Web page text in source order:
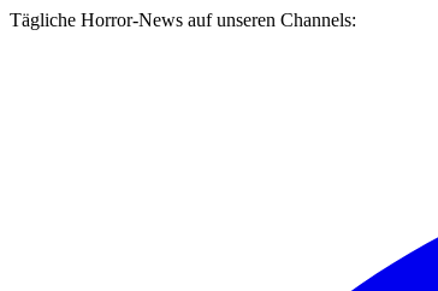
Tägliche Horror-News auf unseren Channels: